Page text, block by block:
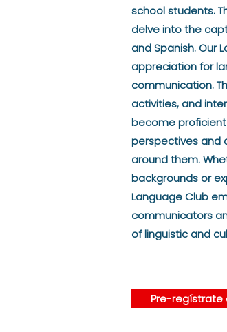
school students.
delve into the
and Spanish. Our
appreciation for
communication.
activities, and
become
perspectives and
around them.
backgrounds or
Language Club
communicators
of linguistic and
Pre-regístrate